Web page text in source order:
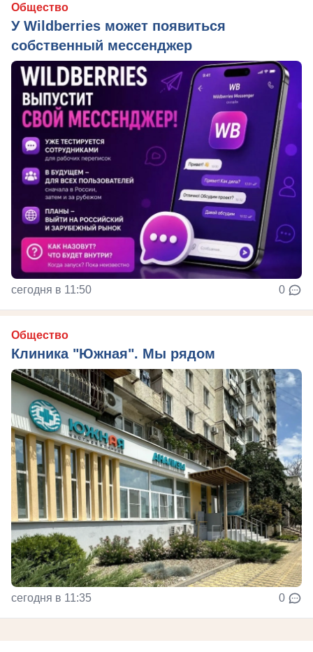
Общество
У Wildberries может появиться
собственный мессенджер
сегодня в 11:50 0
Общество
Клиника "Южная". Мы рядом
сегодня в 11:35 0